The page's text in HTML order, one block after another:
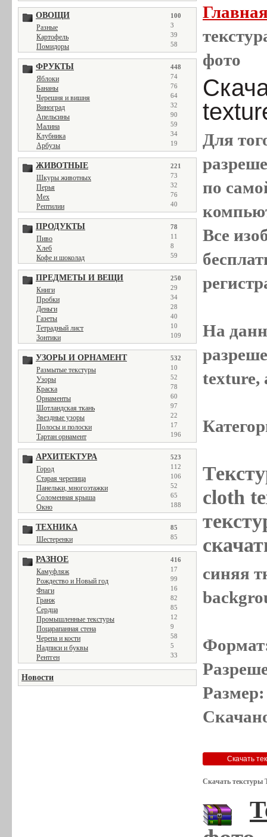
ОВОЩИ 100
Разные 3
Картофель 39
Помидоры 58
ФРУКТЫ 448
Яблоки 74
Бананы 76
Черешня и вишня 64
Виноград 32
Апельсины 90
Малина 59
Клубника 34
Арбузы 19
ЖИВОТНЫЕ 221
Шкуры животных 73
Перья 32
Мех 76
Рептилии 40
ПРОДУКТЫ 78
Пиво 11
Хлеб 8
Кофе и шоколад 59
ПРЕДМЕТЫ И ВЕЩИ 250
Книги 29
Пробки 34
Деньги 28
Газеты 40
Тетрадный лист 10
Зонтики 109
УЗОРЫ И ОРНАМЕНТ 532
Размытые текстуры 10
Узоры 52
Краска 78
Орнаменты 60
Шотландская ткань 97
Звездные узоры 22
Полосы и полоски 17
Тартан орнамент 196
АРХИТЕКТУРА 523
Город 112
Старая черепица 106
Панельки, многоэтажки 52
Соломенная крыша 65
Окно 188
ТЕХНИКА 85
Шестеренки 85
РАЗНОЕ 416
Камуфляж 17
Рождество и Новый год 99
Флаги 16
Гранж 82
Сердца 85
Промышленные текстуры 12
Поцарапанная стена 9
Черепа и кости 58
Надписи и буквы 5
Рентген 33
Новости
фото
Для
по
Все
На
texture,
cloth
синяя
Скачать текстуры